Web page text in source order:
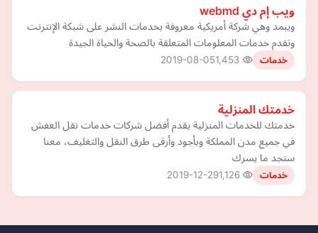
ويب إم دي webmd
ويبمد وهي شركة أمريكية معروفة بخدمات النشر على شبكة الإنترنت
وتقدم خدمات المعلومات المتعلقة بالصحة والحياة الجيدة
خدمات 2019-08-05
خدمتك المنزلية
خدمتك للخدمات المنزلية يقدم أفضل شركات خدمات نقل العفش
في جميع مدن المملكة وبأجود وأرقى طرق النقل والتغليف، معنا
ستجد ما يسرك
خدمات 2019-12-29